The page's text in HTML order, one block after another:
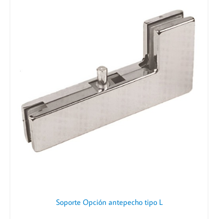
Soporte Opción antepecho tipo L